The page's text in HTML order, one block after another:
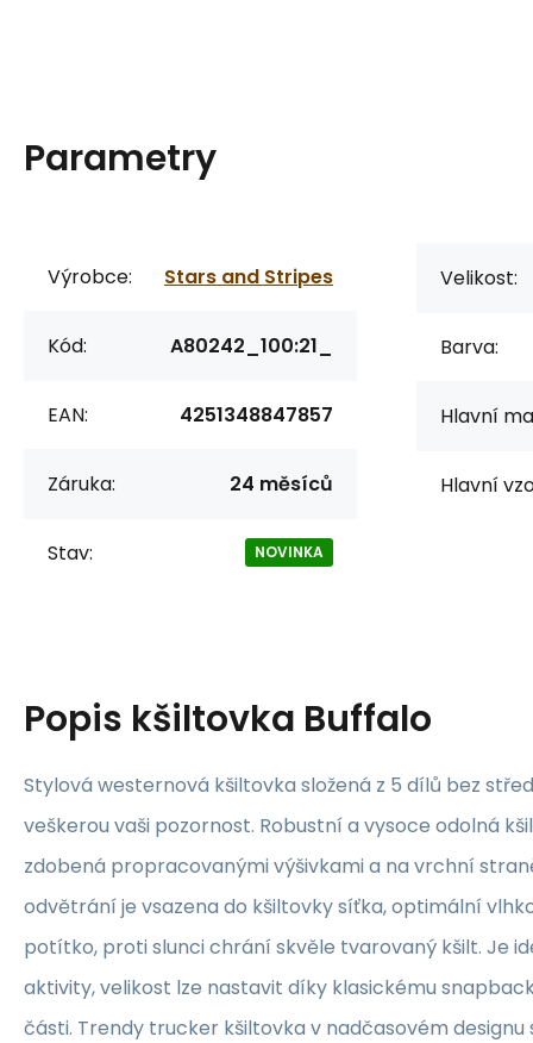
Parametry
Výrobce: Stars and Stripes
Kód: A80242_100:21_
EAN: 4251348847857
Záruka: 24 měsíců
Stav: NOVINKA
Velikost:
Barva:
Hlavní
Hlavní
Popis kšiltovka Buffalo
Stylová westernová kšiltovka složená z 5 dílů bez
veškerou vaši pozornost. Robustní a vysoce odolná
zdobená propracovanými výšivkami a na vrchní
odvětrání je vsazena do kšiltovky síťka, optimální
potítko, proti slunci chrání skvěle tvarovaný kšilt. Je
aktivity, velikost lze nastavit díky klasickému
části. Trendy trucker kšiltovka v nadčasovém designu